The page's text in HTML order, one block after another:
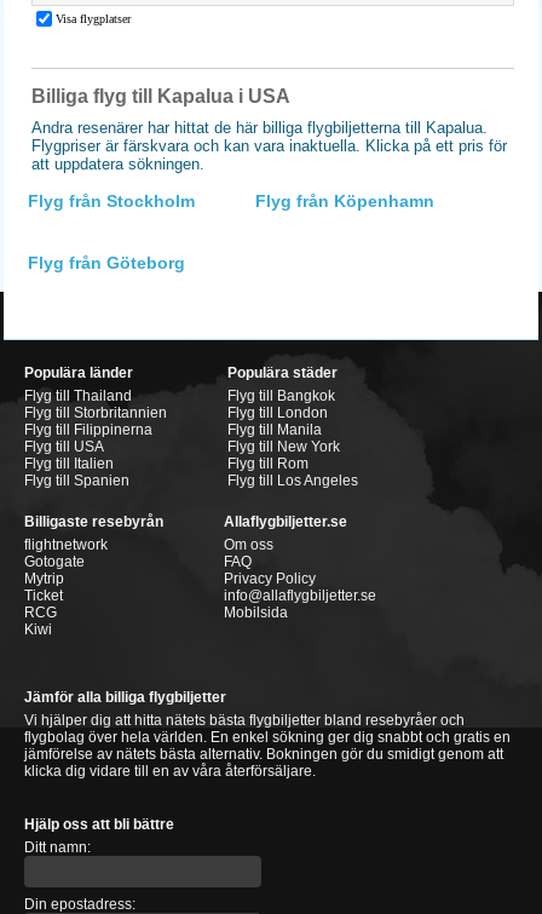
Billiga flyg till Kapalua i USA
Andra resenärer har hittat de här billiga flygbiljetterna till Kapalua.
Flygpriser är färskvara och kan vara inaktuella. Klicka på ett pris för
att uppdatera sökningen.
Flyg från Stockholm Flyg från Köpenhamn
Flyg från Göteborg
Populära länder
Flyg till Thailand
Flyg till Storbritannien
Flyg till Filippinerna
Flyg till USA
Flyg till Italien
Flyg till Spanien
Populära städer
Flyg till Bangkok
Flyg till London
Flyg till Manila
Flyg till New York
Flyg till Rom
Flyg till Los Angeles
Billigaste resebyrån
flightnetwork
Gotogate
Mytrip
Ticket
RCG
Kiwi
Allaflygbiljetter.se
Om oss
FAQ
Privacy Policy
info@allaflygbiljetter.se
Mobilsida
Jämför alla billiga flygbiljetter
Vi hjälper dig att hitta nätets bästa flygbiljetter bland resebyråer och
flygbolag över hela världen. En enkel sökning ger dig snabbt och gratis en
jämförelse av nätets bästa alternativ. Bokningen gör du smidigt genom att
klicka dig vidare till en av våra återförsäljare.
Hjälp oss att bli bättre
Ditt namn:
Din epostadress: